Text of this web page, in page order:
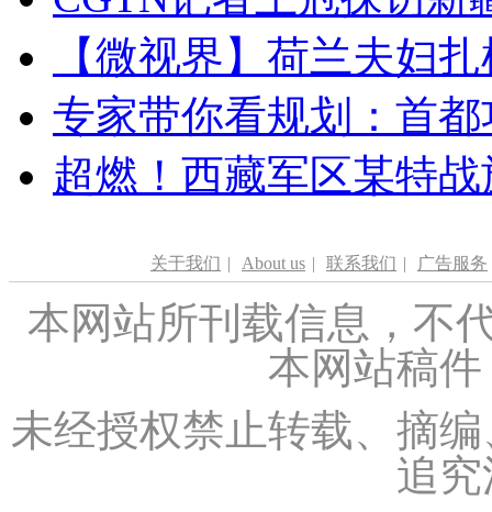
【微视界】荷兰夫妇
专家带你看规划：首
超燃！西藏军区某特
关于我们 | About us | 联系我们 | 广告服务
本网站所刊载信息，不
本网站稿
未经授权禁止转载、摘
追